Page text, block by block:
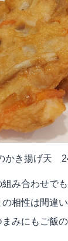
かき揚げ天
み合わせで
相性は間違
みにもご飯